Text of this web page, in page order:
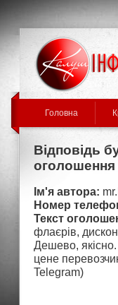
Головна
Відповідь
Ім'я автора:
Номер
Текст
флаєрів,
Дешево,
цене
Telegram)